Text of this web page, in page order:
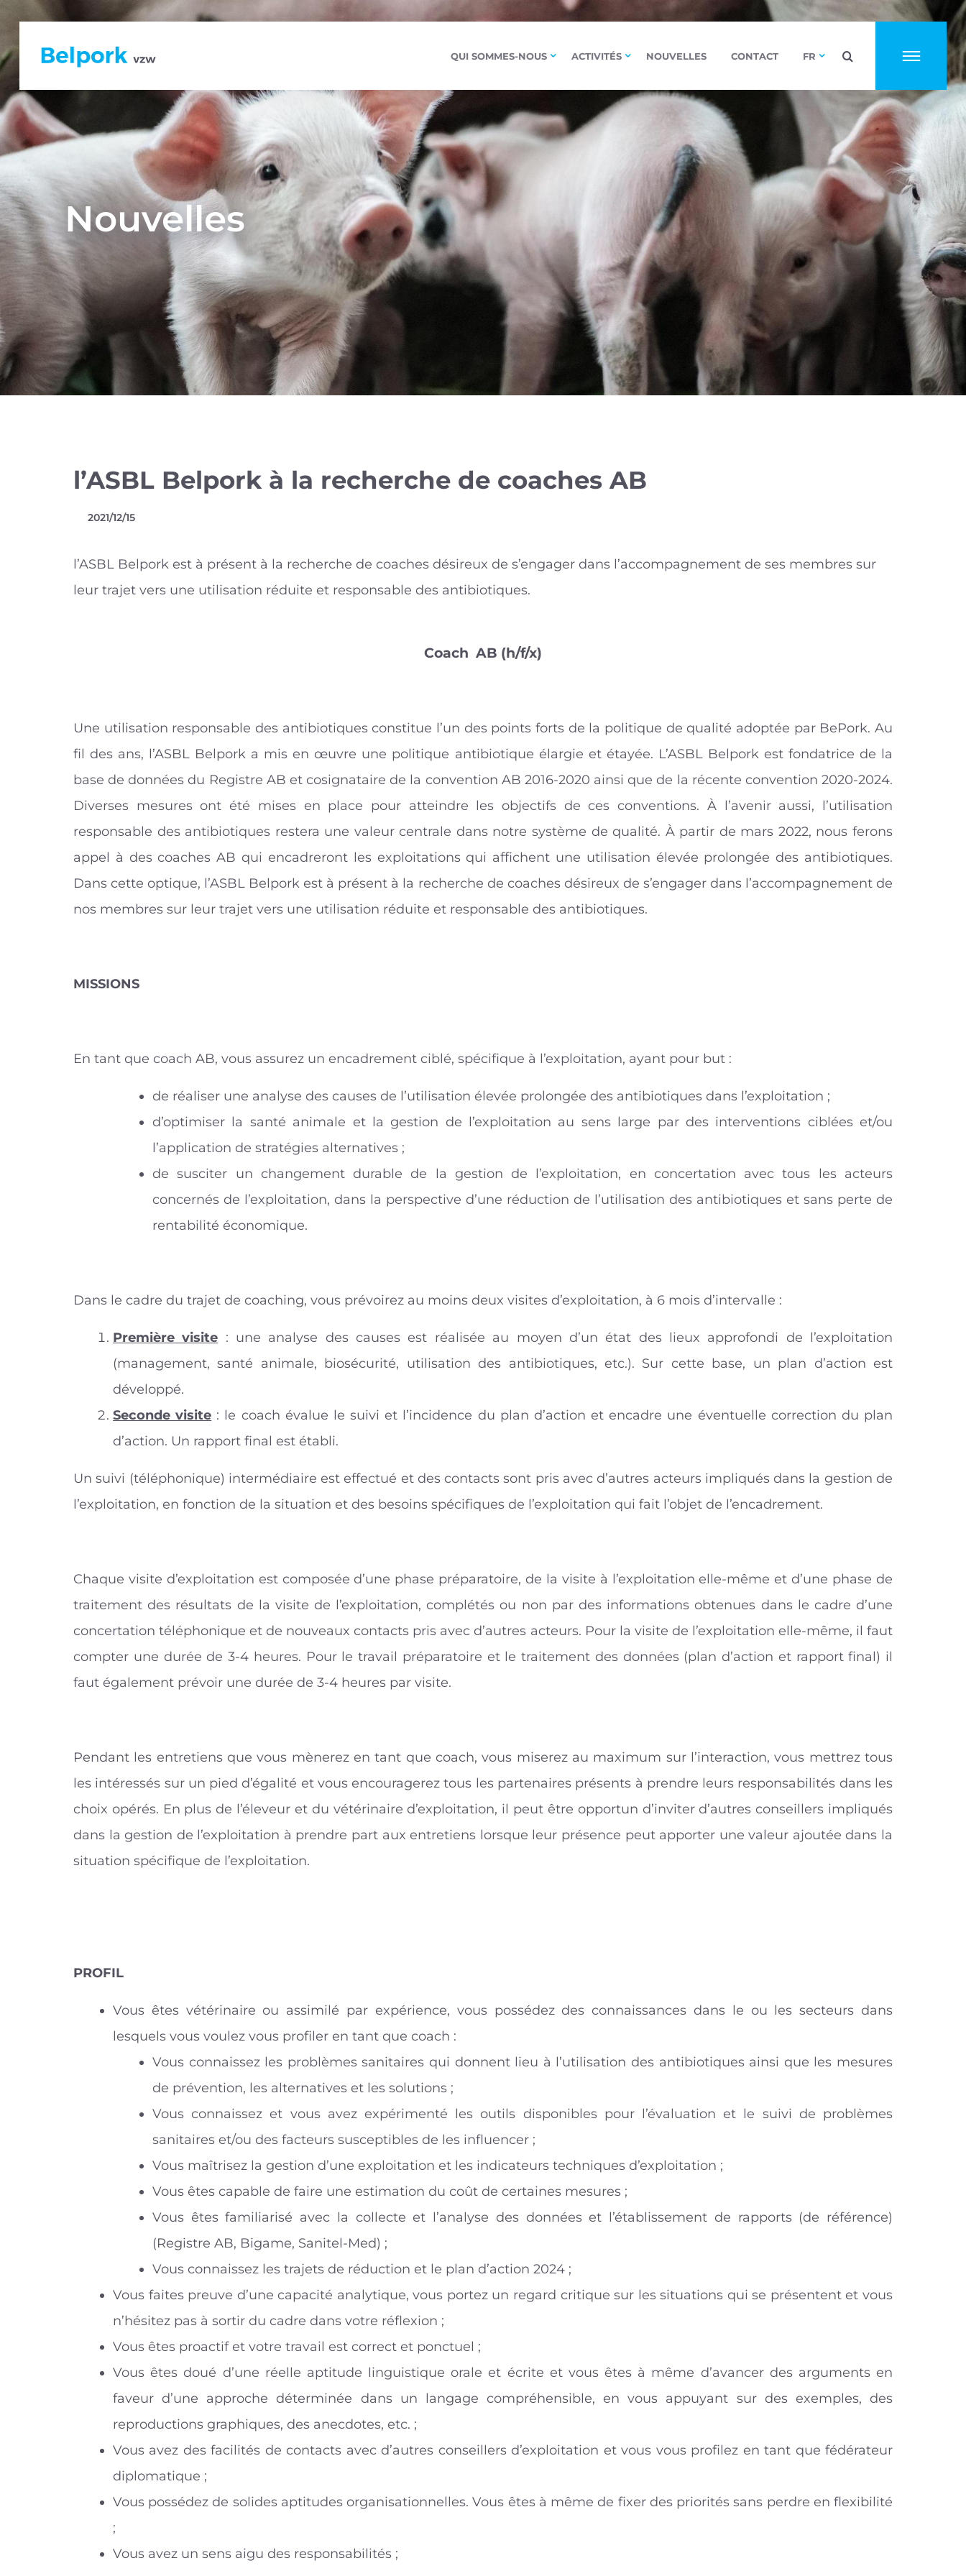
QUI SOMMES-NOUS ACTIVITÉS NOUVELLES CONTACT FR
Nouvelles
l’ASBL Belpork à la recherche de coaches AB
2021/12/15
l’ASBL Belpork est à présent à la recherche de coaches désireux de s’engager dans l’accompagnement de ses membres sur
leur trajet vers une utilisation réduite et responsable des antibiotiques.
Coach AB (h/f/x)
Une utilisation responsable des antibiotiques constitue l’un des points forts de la politique de qualité adoptée par BePork. Au
fil des ans, l’ASBL Belpork a mis en œuvre une politique antibiotique élargie et étayée. L’ASBL Belpork est fondatrice de la
base de données du Registre AB et cosignataire de la convention AB 2016-2020 ainsi que de la récente convention 2020-2024.
Diverses mesures ont été mises en place pour atteindre les objectifs de ces conventions. À l’avenir aussi, l’utilisation
responsable des antibiotiques restera une valeur centrale dans notre système de qualité. À partir de mars 2022, nous ferons
appel à des coaches AB qui encadreront les exploitations qui affichent une utilisation élevée prolongée des antibiotiques.
Dans cette optique, l’ASBL Belpork est à présent à la recherche de coaches désireux de s’engager dans l’accompagnement de
nos membres sur leur trajet vers une utilisation réduite et responsable des antibiotiques.
MISSIONS
En tant que coach AB, vous assurez un encadrement ciblé, spécifique à l’exploitation, ayant pour but :
de réaliser une analyse des causes de l’utilisation élevée prolongée des antibiotiques dans l’exploitation ;
d’optimiser la santé animale et la gestion de l’exploitation au sens large par des interventions ciblées et/ou
l’application de stratégies alternatives ;
de susciter un changement durable de la gestion de l’exploitation, en concertation avec tous les acteurs
concernés de l’exploitation, dans la perspective d’une réduction de l’utilisation des antibiotiques et sans perte de
rentabilité économique.
Dans le cadre du trajet de coaching, vous prévoirez au moins deux visites d’exploitation, à 6 mois d’intervalle :
Première visite : une analyse des causes est réalisée au moyen d’un état des lieux approfondi de l’exploitation
(management, santé animale, biosécurité, utilisation des antibiotiques, etc.). Sur cette base, un plan d’action est
développé.
Seconde visite : le coach évalue le suivi et l’incidence du plan d’action et encadre une éventuelle correction du plan
d’action. Un rapport final est établi.
Un suivi (téléphonique) intermédiaire est effectué et des contacts sont pris avec d’autres acteurs impliqués dans la gestion de
l’exploitation, en fonction de la situation et des besoins spécifiques de l’exploitation qui fait l’objet de l’encadrement.
Chaque visite d’exploitation est composée d’une phase préparatoire, de la visite à l’exploitation elle-même et d’une phase de
traitement des résultats de la visite de l’exploitation, complétés ou non par des informations obtenues dans le cadre d’une
concertation téléphonique et de nouveaux contacts pris avec d’autres acteurs. Pour la visite de l’exploitation elle-même, il faut
compter une durée de 3-4 heures. Pour le travail préparatoire et le traitement des données (plan d’action et rapport final) il
faut également prévoir une durée de 3-4 heures par visite.
Pendant les entretiens que vous mènerez en tant que coach, vous miserez au maximum sur l’interaction, vous mettrez tous
les intéressés sur un pied d’égalité et vous encouragerez tous les partenaires présents à prendre leurs responsabilités dans les
choix opérés. En plus de l’éleveur et du vétérinaire d’exploitation, il peut être opportun d’inviter d’autres conseillers impliqués
dans la gestion de l’exploitation à prendre part aux entretiens lorsque leur présence peut apporter une valeur ajoutée dans la
situation spécifique de l’exploitation.
PROFIL
Vous êtes vétérinaire ou assimilé par expérience, vous possédez des connaissances dans le ou les secteurs dans
lesquels vous voulez vous profiler en tant que coach :
Vous connaissez les problèmes sanitaires qui donnent lieu à l’utilisation des antibiotiques ainsi que les mesures
de prévention, les alternatives et les solutions ;
Vous connaissez et vous avez expérimenté les outils disponibles pour l’évaluation et le suivi de problèmes
sanitaires et/ou des facteurs susceptibles de les influencer ;
Vous maîtrisez la gestion d’une exploitation et les indicateurs techniques d’exploitation ;
Vous êtes capable de faire une estimation du coût de certaines mesures ;
Vous êtes familiarisé avec la collecte et l’analyse des données et l’établissement de rapports (de référence)
(Registre AB, Bigame, Sanitel-Med) ;
Vous connaissez les trajets de réduction et le plan d’action 2024 ;
Vous faites preuve d’une capacité analytique, vous portez un regard critique sur les situations qui se présentent et vous
n’hésitez pas à sortir du cadre dans votre réflexion ;
Vous êtes proactif et votre travail est correct et ponctuel ;
Vous êtes doué d’une réelle aptitude linguistique orale et écrite et vous êtes à même d’avancer des arguments en
faveur d’une approche déterminée dans un langage compréhensible, en vous appuyant sur des exemples, des
reproductions graphiques, des anecdotes, etc. ;
Vous avez des facilités de contacts avec d’autres conseillers d’exploitation et vous vous profilez en tant que fédérateur
diplomatique ;
Vous possédez de solides aptitudes organisationnelles. Vous êtes à même de fixer des priorités sans perdre en flexibilité
;
Vous avez un sens aigu des responsabilités ;